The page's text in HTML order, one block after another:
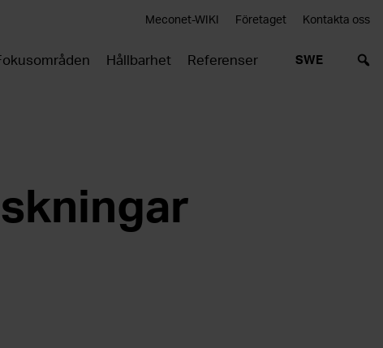
Meconet-WIKI Företaget Kontakta oss
Hållbarhet Referenser SWE